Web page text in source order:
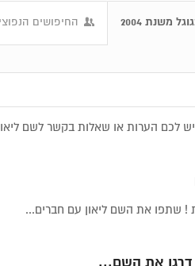
משנת 2004 החיפושים
לכם הערות או שאלות בקשר לשם
! שתפו את השם ליאון עם חברים...
את השם...